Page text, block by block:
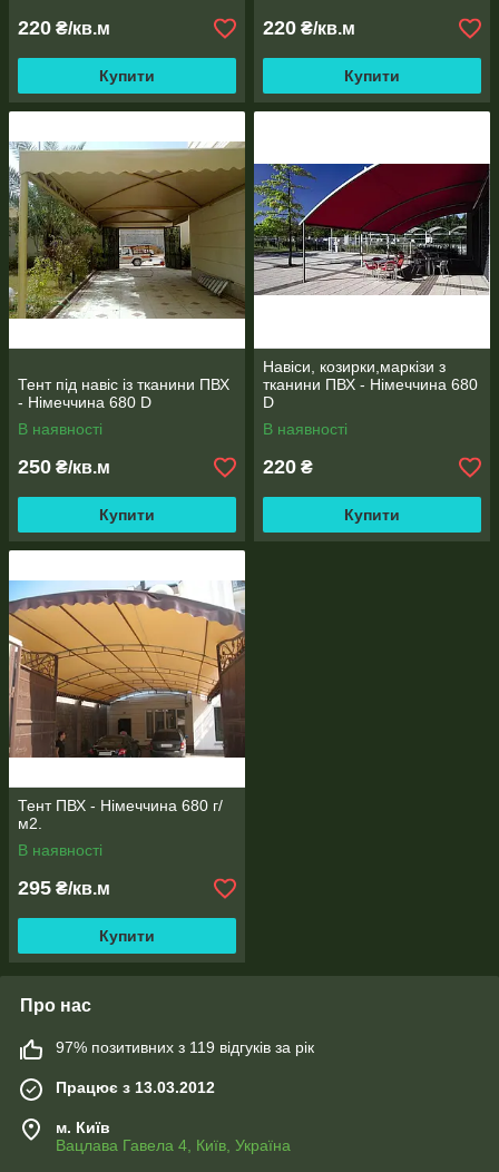
220 ₴/кв.м
Купити
220 ₴/кв.м
Купити
Тент під навіс із тканини ПВХ
- Німеччина 680 D
В наявності
250 ₴/кв.м
Купити
Навіси, козирки,маркізи з
тканини ПВХ - Німеччина 680
D
В наявності
220 ₴
Купити
Тент ПВХ - Німеччина 680 г/
м2.
В наявності
295 ₴/кв.м
Купити
Про нас
97% позитивних з 119 відгуків за рік
Працює з 13.03.2012
м. Київ
Вацлава Гавела 4, Київ, Україна